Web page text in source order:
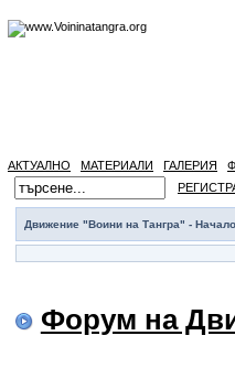
АКТУАЛНО МАТЕРИАЛИ ГАЛЕРИЯ
Движение "Воини на Тангра" - Начало
Форум на